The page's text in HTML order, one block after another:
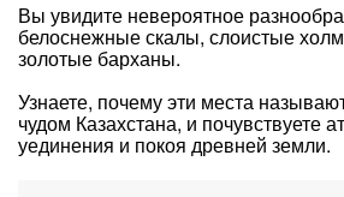
Вы увидите невероятное
белоснежные скалы, слоистые
золотые барханы.
Узнаете, почему эти места
чудом Казахстана, и почувствуете
уединения и покоя древней земли.